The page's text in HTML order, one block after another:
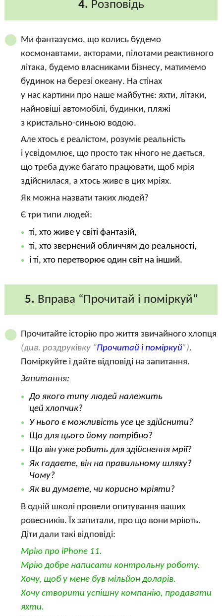
4. Розповідь
Ми фантазуємо, що колись будемо
космонавтами, акторами, пілотами реактивного
літака, будемо власниками бізнесу, матимемо
будинок на березі океану. На стінах
у нас картини про наше майбутнє: яхти, літаки,
найновіші автомобілі, будинки, пляжі
з кристально-синьою водою.
Але хтось є реалістом, розуміє реальність
і усвідомлює, що просто так нічого не дається,
що треба дуже багато працювати, щоб мрія
здійснилася, а хтось живе в цих мріях.
Як можна назвати таких людей?
Є три типи людей:
ті, хто живе у світі фантазій,
ті, хто звернений обличчям до реальності,
і ті, хто перетворює один світ на інший.
5. Вправа “Прочитай і поміркуй”
Прочитайте історію про життя звичайного хлопця
(див. роздруківку “Прочитай і поміркуй”).
Поміркуйте і дайте відповіді на запитання.
Запитання:
До якого типу людей належить
цей хлопчик?
У нього є можливість усе це здійснити?
Що для цього йому потрібно?
Що він уже робить для здійснення мрії?
Як гадаєте, він на правильному шляху?
Чому?
Як ви думаєте, чи корисно мріяти?
В одній школі провели опитування ваших
ровесників. Їх запитали, про що вони мріють.
Діти дали такі відповіді:
Мрію про iPhone 11.
Мрію добре написати контрольну роботу.
Хочу, щоб у мене був мільйон доларів.
Хочу створити успішну компанію, продавати
яхти.